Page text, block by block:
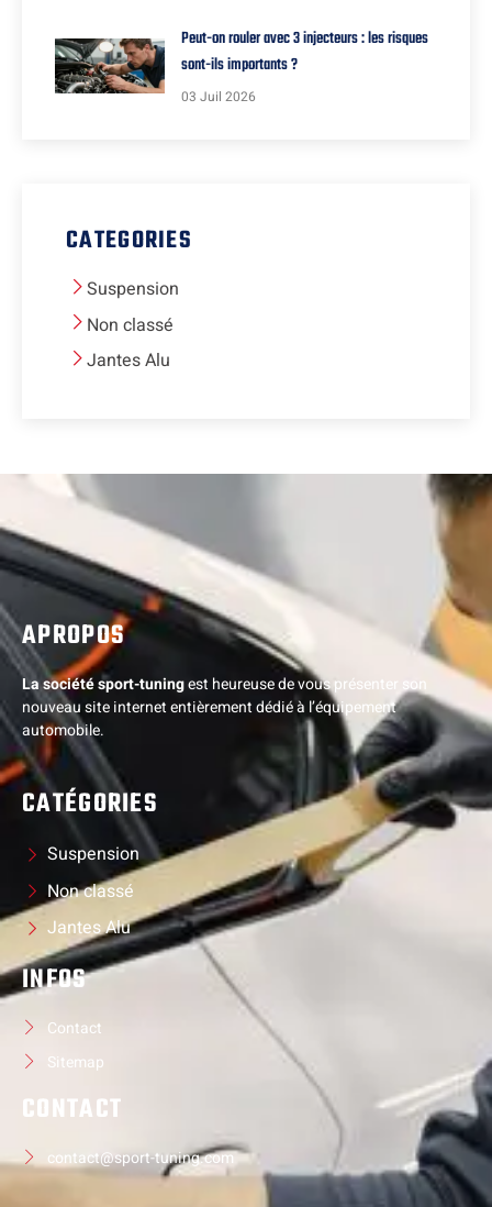
Peut-on rouler avec 3 injecteurs : les risques
sont-ils importants ?
03 Juil 2026
CATEGORIES
Suspension
Non classé
Jantes Alu
APROPOS
La société sport-tuningest heureuse de vous présenter son
nouveau site internet entièrement dédié à l’équipement
automobile.
CATÉGORIES
Suspension
Non classé
Jantes Alu
INFOS
Contact
Sitemap
CONTACT
contact@sport-tuning.com